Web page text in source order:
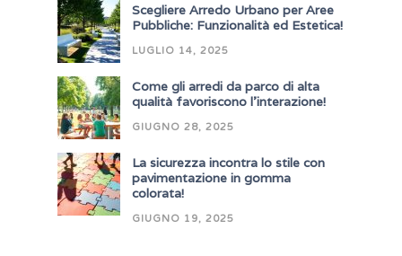
Scegliere Arredo Urbano per Aree
Pubbliche: Funzionalità ed Estetica!
LUGLIO 14, 2025
Come gli arredi da parco di alta
qualità favoriscono l’interazione!
GIUGNO 28, 2025
La sicurezza incontra lo stile con
pavimentazione in gomma
colorata!
GIUGNO 19, 2025